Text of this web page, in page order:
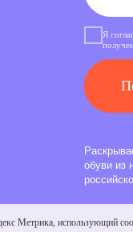
Метрика, использующий